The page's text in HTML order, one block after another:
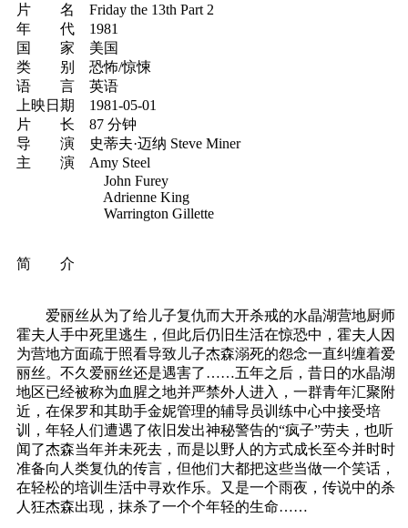
片 名 Friday the 13th Part 2
年 代 1981
国 家 美国
类 别 恐怖/惊悚
语 言 英语
上映日期 1981-05-01
片 长 87 分钟
导 演 史蒂夫·迈纳 Steve Miner
主 演 Amy Steel
John Furey
Adrienne King
Warrington Gillette
简 介
爱丽丝从为了给儿子复仇而大开杀戒的水晶湖营地厨师
霍夫人手中死里逃生，但此后仍旧生活在惊恐中，霍夫人因
为营地方面疏于照看导致儿子杰森溺死的怨念一直纠缠着爱
丽丝。不久爱丽丝还是遇害了……五年之后，昔日的水晶湖
地区已经被称为血腥之地并严禁外人进入，一群青年汇聚附
近，在保罗和其助手金妮管理的辅导员训练中心中接受培
训，年轻人们遭遇了依旧发出神秘警告的“疯子”劳夫，也听
闻了杰森当年并未死去，而是以野人的方式成长至今并时时
准备向人类复仇的传言，但他们大都把这些当做一个笑话，
在轻松的培训生活中寻欢作乐。又是一个雨夜，传说中的杀
人狂杰森出现，抹杀了一个个年轻的生命……